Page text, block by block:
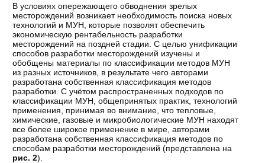
В условиях опережающего обводнения зрелых
месторождений возникает необходимость поиска новых
технологий и МУН, которые позволят обеспечить
экономическую рентабельность разработки
месторождений на поздней стадии. С целью унификации
способов разработки месторождений изучены и
обобщены материалы по классификации методов МУН
из разных источников, в результате чего авторами
разработана собственная классификация методов
разработки. С учётом распространенных подходов по
классификации МУН, общепринятых практик, технологий
применения, принимая во внимание, что тепловые,
химические, газовые и микробиологические МУН находят
все более широкое применение в мире, авторами
разработана собственная классификация методов по
способам разработки месторождений (представлена на
рис. 2).